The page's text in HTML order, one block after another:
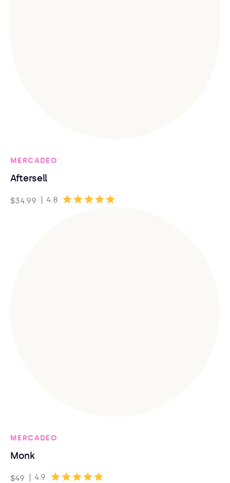
MERCADEO
Aftersell
$34.99 | 4.8
MERCADEO
Monk
$49 | 4.9